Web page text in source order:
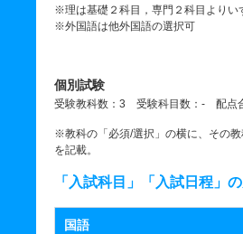
※理は基礎２科目，専門２科目よりい
※外国語は他外国語の選択可
個別試験
受験教科数：3 受験科目数：- 配点
※教科の「必須/選択」の横に、その
を記載。
「入試科目」「入試日程」
国語